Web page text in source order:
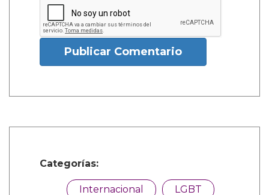
Publicar Comentario
Categorías:
Internacional LGBT